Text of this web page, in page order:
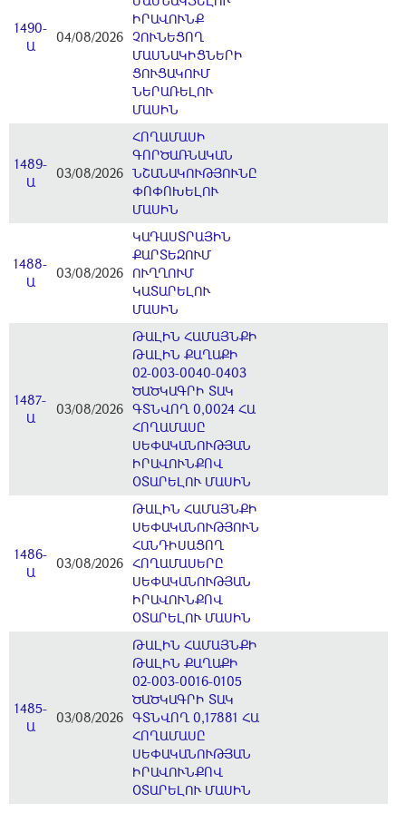
1490-
Ա
04/08/2026
ԻՐԱՎՈՒՆՔ
ՉՈՒՆԵՑՈՂ
ՄԱՍՆԱԿԻՑՆԵՐԻ
ՑՈՒՑԱԿՈՒՄ
ՆԵՐԱՌԵԼՈՒ
ՄԱՍԻՆ
1489-
Ա
03/08/2026
ՀՈՂԱՄԱՍԻ
ԳՈՐԾԱՌՆԱԿԱՆ
ՆՇԱՆԱԿՈՒԹՅՈՒՆԸ
ՓՈՓՈԽԵԼՈՒ
ՄԱՍԻՆ
1488-
Ա
03/08/2026
ԿԱԴԱՍՏՐԱՅԻՆ
ՔԱՐՏԵԶՈՒՄ
ՈՒՂՂՈՒՄ
ԿԱՏԱՐԵԼՈՒ
ՄԱՍԻՆ
1487-
Ա
03/08/2026
ԹԱԼԻՆ ՀԱՄԱՅՆՔԻ
ԹԱԼԻՆ ՔԱՂԱՔԻ
02-003-0040-0403
ԾԱԾԿԱԳՐԻ ՏԱԿ
ԳՏՆՎՈՂ 0,0024 ՀԱ
ՀՈՂԱՄԱՍԸ
ՍԵՓԱԿԱՆՈՒԹՅԱՆ
ԻՐԱՎՈՒՆՔՈՎ
ՕՏԱՐԵԼՈՒ ՄԱՍԻՆ
1486-
Ա
03/08/2026
ԹԱԼԻՆ ՀԱՄԱՅՆՔԻ
ՍԵՓԱԿԱՆՈՒԹՅՈՒՆ
ՀԱՆԴԻՍԱՑՈՂ
ՀՈՂԱՄԱՍԵՐԸ
ՍԵՓԱԿԱՆՈՒԹՅԱՆ
ԻՐԱՎՈՒՆՔՈՎ
ՕՏԱՐԵԼՈՒ ՄԱՍԻՆ
1485-
Ա
03/08/2026
ԹԱԼԻՆ ՀԱՄԱՅՆՔԻ
ԹԱԼԻՆ ՔԱՂԱՔԻ
02-003-0016-0105
ԾԱԾԿԱԳՐԻ ՏԱԿ
ԳՏՆՎՈՂ 0,17881 ՀԱ
ՀՈՂԱՄԱՍԸ
ՍԵՓԱԿԱՆՈՒԹՅԱՆ
ԻՐԱՎՈՒՆՔՈՎ
ՕՏԱՐԵԼՈՒ ՄԱՍԻՆ